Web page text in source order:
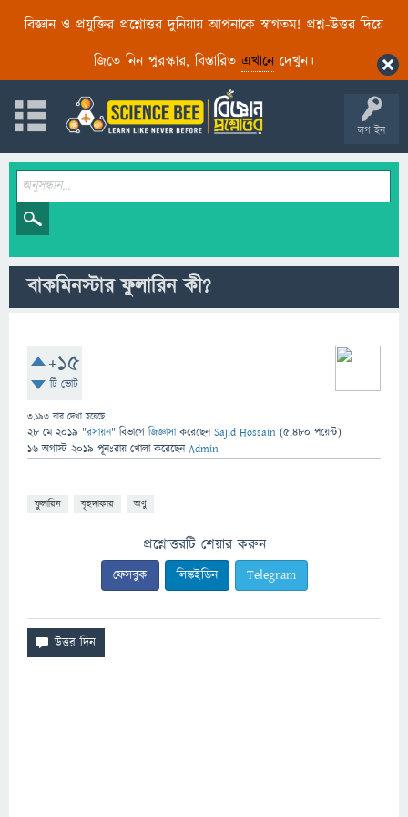
বিজ্ঞান ও প্রযুক্তির প্রশ্নোত্তর দুনিয়ায় আপনাকে স্বাগতম! প্রশ্ন-উত্তর দিয়ে
জিতে নিন পুরস্কার, বিস্তারিত এখানেদেখুন।
লগ ইন
বাকমিনস্টার ফুলারিন কী?
+15
টি ভোট
3,193 বার দেখা হয়েছে
28 মে 2019 "রসায়ন" বিভাগে জিজ্ঞাসাকরেছেনSajid Hossain (5,480 পয়েন্ট)
16 অগাস্ট 2019 পূনঃরায় খোলা করেছেনAdmin
ফুলারিন বৃহদাকার অণু
প্রশ্নোত্তরটি শেয়ার করুন
ফেসবুক লিঙ্কইডিন Telegram